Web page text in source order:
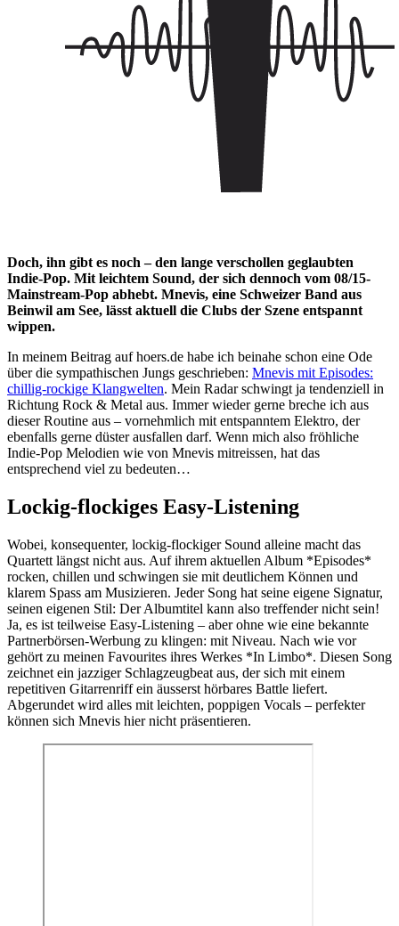
Doch, ihn gibt es noch – den lange verschollen geglaubten
Indie-Pop. Mit leichtem Sound, der sich dennoch vom 08/15-
Mainstream-Pop abhebt. Mnevis, eine Schweizer Band aus
Beinwil am See, lässt aktuell die Clubs der Szene entspannt
wippen.
In meinem Beitrag auf hoers.de habe ich beinahe schon eine Ode
über die sympathischen Jungs geschrieben: Mnevis mit Episodes:
chillig-rockige Klangwelten. Mein Radar schwingt ja tendenziell in
Richtung Rock & Metal aus. Immer wieder gerne breche ich aus
dieser Routine aus – vornehmlich mit entspanntem Elektro, der
ebenfalls gerne düster ausfallen darf. Wenn mich also fröhliche
Indie-Pop Melodien wie von Mnevis mitreissen, hat das
entsprechend viel zu bedeuten…
Lockig-flockiges Easy-Listening
Wobei, konsequenter, lockig-flockiger Sound alleine macht das
Quartett längst nicht aus. Auf ihrem aktuellen Album *Episodes*
rocken, chillen und schwingen sie mit deutlichem Können und
klarem Spass am Musizieren. Jeder Song hat seine eigene Signatur,
seinen eigenen Stil: Der Albumtitel kann also treffender nicht sein!
Ja, es ist teilweise Easy-Listening – aber ohne wie eine bekannte
Partnerbörsen-Werbung zu klingen: mit Niveau. Nach wie vor
gehört zu meinen Favourites ihres Werkes *In Limbo*. Diesen Song
zeichnet ein jazziger Schlagzeugbeat aus, der sich mit einem
repetitiven Gitarrenriff ein äusserst hörbares Battle liefert.
Abgerundet wird alles mit leichten, poppigen Vocals – perfekter
können sich Mnevis hier nicht präsentieren.